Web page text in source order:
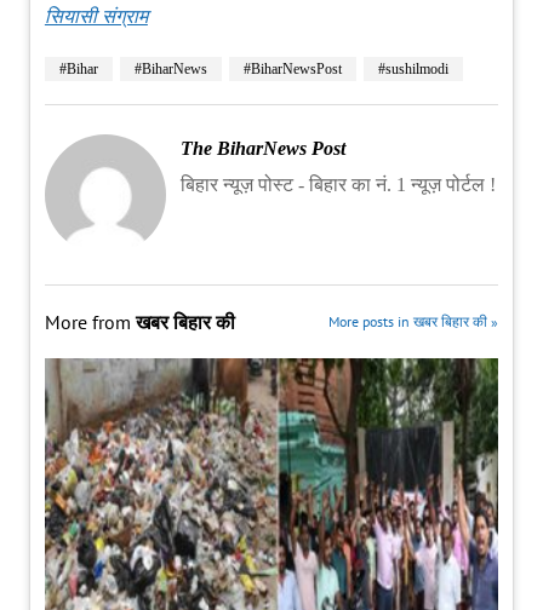
सियासी संग्राम
#Bihar #BiharNews #BiharNewsPost #sushilmodi
The BiharNews Post
बिहार न्यूज़ पोस्ट - बिहार का नं. 1 न्यूज़ पोर्टल !
More fromखबर बिहार की More posts in खबर बिहार की »